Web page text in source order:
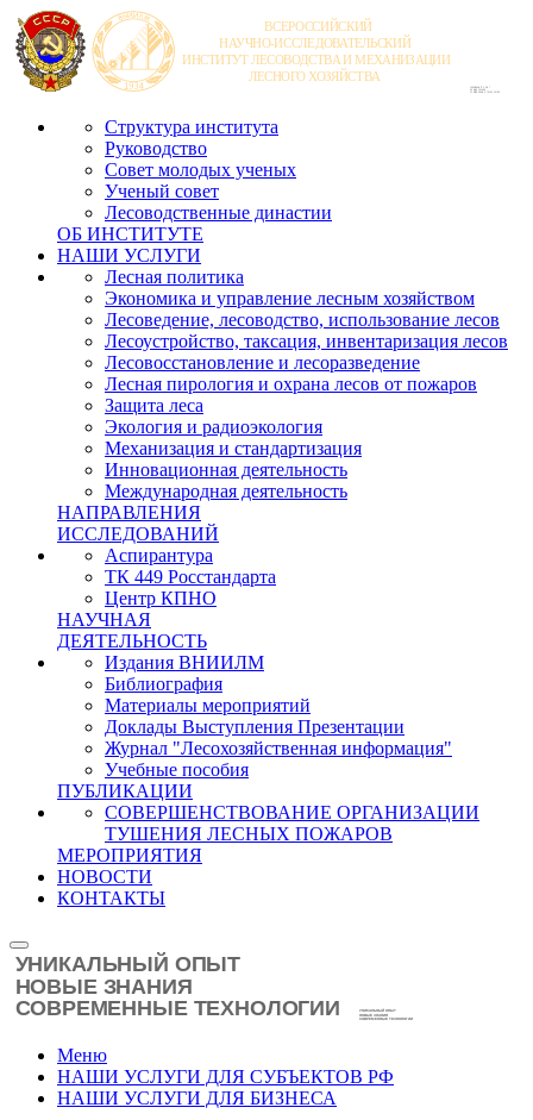
Структура института
Руководство
Совет молодых ученых
Ученый совет
Лесоводственные династии
ОБ ИНСТИТУТЕ
НАШИ УСЛУГИ
Лесная политика
Экономика и управление лесным хозяйством
Лесоведение, лесоводство, использование лесов
Лесоустройство, таксация, инвентаризация лесов
Лесовосстановление и лесоразведение
Лесная пирология и охрана лесов от пожаров
Защита леса
Экология и радиоэкология
Механизация и стандартизация
Инновационная деятельность
Международная деятельность
НАПРАВЛЕНИЯ
ИССЛЕДОВАНИЙ
Аспирантура
ТК 449 Росстандарта
Центр КПНО
НАУЧНАЯ
ДЕЯТЕЛЬНОСТЬ
Издания ВНИИЛМ
Библиография
Материалы мероприятий
Доклады Выступления Презентации
Журнал "Лесохозяйственная информация"
Учебные пособия
ПУБЛИКАЦИИ
СОВЕРШЕНСТВОВАНИЕ ОРГАНИЗАЦИИ
ТУШЕНИЯ ЛЕСНЫХ ПОЖАРОВ
МЕРОПРИЯТИЯ
НОВОСТИ
КОНТАКТЫ
Меню
НАШИ УСЛУГИ ДЛЯ СУБЪЕКТОВ РФ
НАШИ УСЛУГИ ДЛЯ БИЗНЕСА